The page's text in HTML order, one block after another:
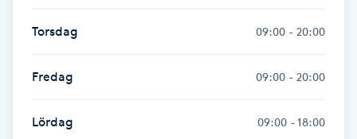
IR-massage
Japansk massage
Torsdag 09:00 - 20:00
Fredag 09:00 - 20:00
Lördag 09:00 - 18:00